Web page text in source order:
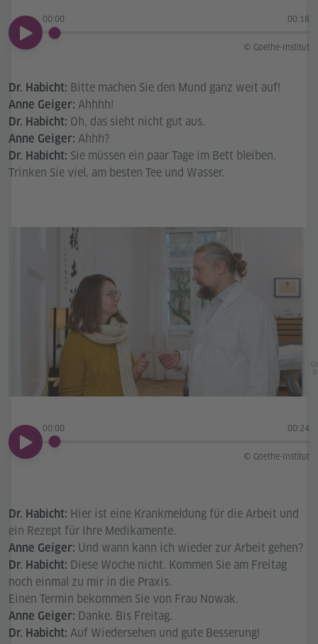
00:00 00:18
00:00
© Goethe-Institut
Dr. Habicht: Bitte machen Sie den Mund ganz weit auf!
Anne Geiger: Ahhhh!
Dr. Habicht: Oh, das sieht nicht gut aus.
Anne Geiger: Ahhh?
Dr. Habicht: Sie müssen ein paar Tage im Bett bleiben.
Trinken Sie viel, am besten Tee und Wasser.
00:00 00:24
00:00
© Goethe-Institut
Dr. Habicht: Hier ist eine Krankmeldung für die Arbeit und
ein Rezept für Ihre Medikamente.
Anne Geiger: Und wann kann ich wieder zur Arbeit gehen?
Dr. Habicht: Diese Woche nicht. Kommen Sie am Freitag
noch einmal zu mir in die Praxis.
Einen Termin bekommen Sie von Frau Nowak.
Anne Geiger: Danke. Bis Freitag.
Dr. Habicht: Auf Wiedersehen und gute Besserung!